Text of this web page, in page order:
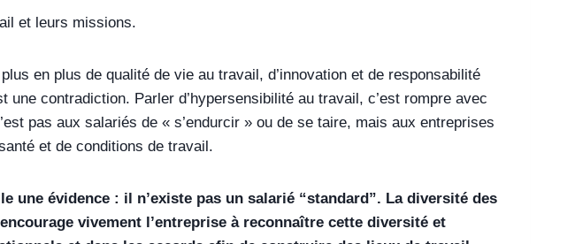
et leurs missions.
en plus de qualité de vie au travail, d’innovation et de responsabilité
une contradiction. Parler d’hypersensibilité au travail, c’est rompre avec
pas aux salariés de « s’endurcir » ou de se taire, mais aux entreprises
et de conditions de travail.
une évidence : il n’existe pas un salarié “standard”. La diversité des
vivement l’entreprise à reconnaître cette diversité et